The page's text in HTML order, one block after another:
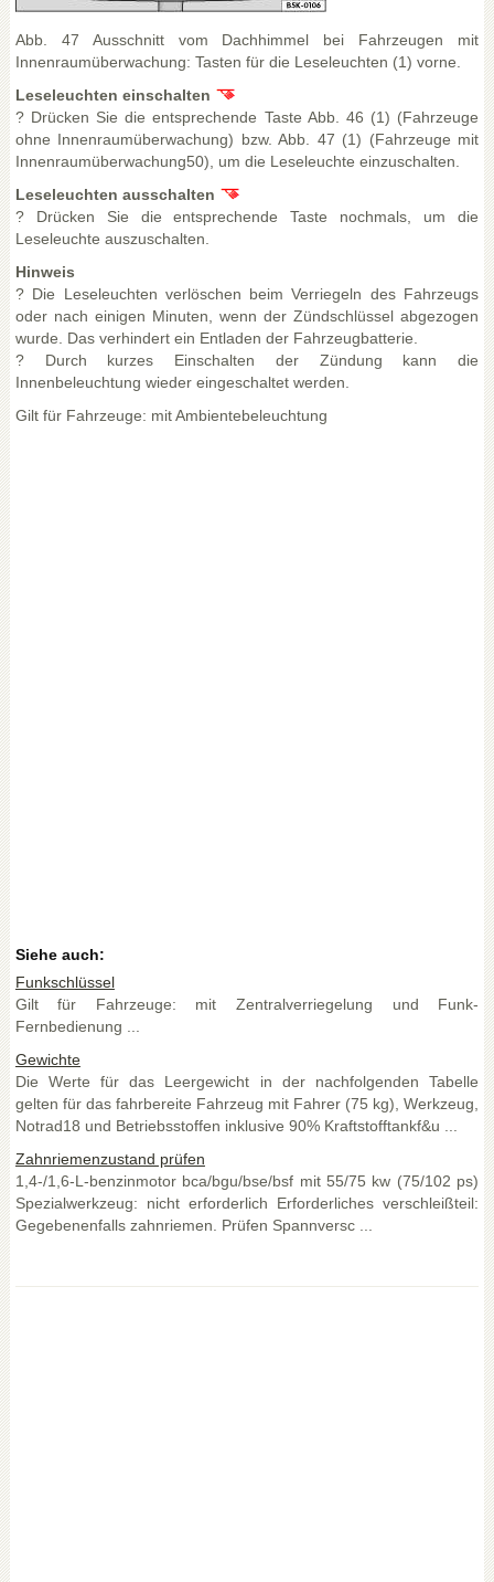
Abb. 47 Ausschnitt vom Dachhimmel bei Fahrzeugen mit
Innenraumüberwachung: Tasten für die Leseleuchten (1) vorne.
Leseleuchten einschalten
? Drücken Sie die entsprechende Taste Abb. 46 (1) (Fahrzeuge
ohne Innenraumüberwachung) bzw. Abb. 47 (1) (Fahrzeuge mit
Innenraumüberwachung50), um die Leseleuchte einzuschalten.
Leseleuchten ausschalten
? Drücken Sie die entsprechende Taste nochmals, um die
Leseleuchte auszuschalten.
Hinweis
? Die Leseleuchten verlöschen beim Verriegeln des Fahrzeugs
oder nach einigen Minuten, wenn der Zündschlüssel abgezogen
wurde. Das verhindert ein Entladen der Fahrzeugbatterie.
? Durch kurzes Einschalten der Zündung kann die
Innenbeleuchtung wieder eingeschaltet werden.
Gilt für Fahrzeuge: mit Ambientebeleuchtung
Siehe auch:
Funkschlüssel
Gilt für Fahrzeuge: mit Zentralverriegelung und Funk-
Fernbedienung ...
Gewichte
Die Werte für das Leergewicht in der nachfolgenden Tabelle
gelten für das fahrbereite Fahrzeug mit Fahrer (75 kg), Werkzeug,
Notrad18 und Betriebsstoffen inklusive 90% Kraftstofftankf&u ...
Zahnriemenzustand prüfen
1,4-/1,6-L-benzinmotor bca/bgu/bse/bsf mit 55/75 kw (75/102 ps)
Spezialwerkzeug: nicht erforderlich Erforderliches verschleißteil:
Gegebenenfalls zahnriemen. Prüfen Spannversc ...